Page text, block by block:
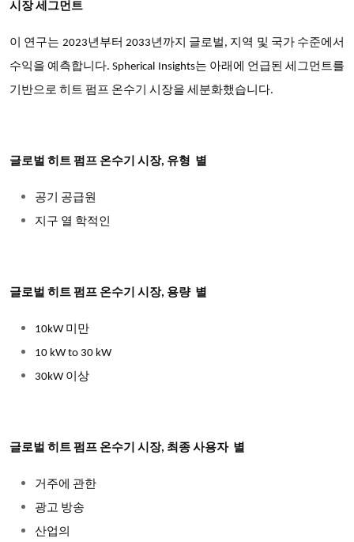
시장 세그먼트
이 연구는 2023년부터 2033년까지 글로벌, 지역 및 국가 수준에서
수익을 예측합니다. Spherical Insights는 아래에 언급된 세그먼트를
기반으로 히트 펌프 온수기 시장을 세분화했습니다.
글로벌 히트 펌프 온수기 시장, 유형 별
공기 공급원
지구 열 학적인
글로벌 히트 펌프 온수기 시장, 용량 별
10kW 미만
10 kW to 30 kW
30kW 이상
글로벌 히트 펌프 온수기 시장, 최종 사용자 별
거주에 관한
광고 방송
산업의